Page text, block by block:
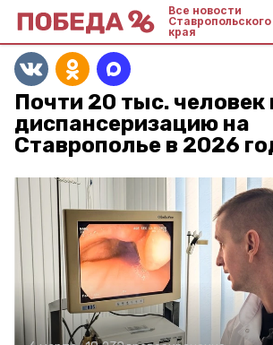
Все новости
Ставропольского
края
Почти 20 тыс.
диспансеризацию на
Ставрополье в 2026